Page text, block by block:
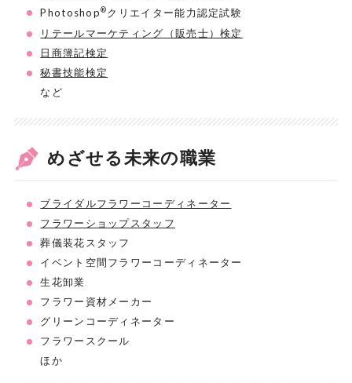
Photoshop®クリエイター能力認定試験
リテールマーケティング（販売士）検定
日商簿記検定
秘書技能検定
など
めざせる未来の職業
ブライダルフラワーコーディネーター
フラワーショップスタッフ
葬儀装花スタッフ
イベント空間フラワーコーディネーター
生花卸業
フラワー資材メーカー
グリーンコーディネーター
フラワースクール
ほか